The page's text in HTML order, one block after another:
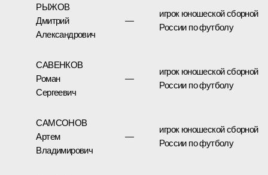
РЫЖОВ
Дмитрий
Александрович
—
игрок юношеской сборной
России по футболу
САВЕНКОВ
Роман
Сергеевич
—
игрок юношеской сборной
России по футболу
САМСОНОВ
Артем
Владимирович
—
игрок юношеской сборной
России по футболу